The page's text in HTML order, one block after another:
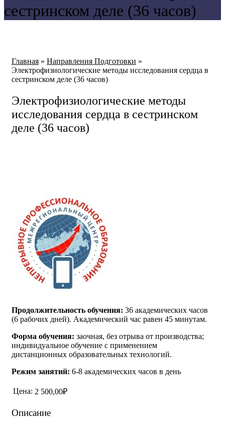
сестринском деле (36 часов)
Главная » Направления Подготовки »
Электрофизиологические методы исследования сердца в
сестринском деле (36 часов)
Электрофизиологические методы
исследования сердца в сестринском
деле (36 часов)
Продолжительность обучения: 36 академических часов
(6 рабочих дней). Академический час равен 45 минутам.
Форма обучения: заочная, без отрыва от производства;
индивидуальное обучение с применением
дистанционных образовательных технологий.
Режим занятий: 6-8 академических часов в день
Цена: 2 500,00₽
Описание